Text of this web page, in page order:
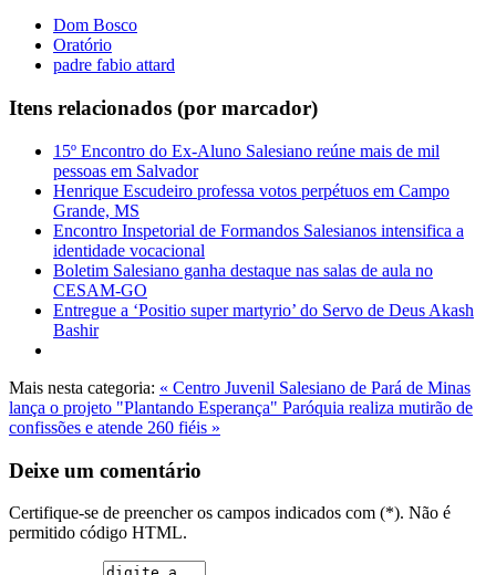
Dom Bosco
Oratório
padre fabio attard
Itens relacionados (por marcador)
15º Encontro do Ex-Aluno Salesiano reúne mais de mil
pessoas em Salvador
Henrique Escudeiro professa votos perpétuos em Campo
Grande, MS
Encontro Inspetorial de Formandos Salesianos intensifica a
identidade vocacional
Boletim Salesiano ganha destaque nas salas de aula no
CESAM-GO
Entregue a ‘Positio super martyrio’ do Servo de Deus Akash
Bashir
Mais nesta categoria: « Centro Juvenil Salesiano de Pará de Minas
lança o projeto "Plantando Esperança" Paróquia realiza mutirão de
confissões e atende 260 fiéis »
Deixe um comentário
Certifique-se de preencher os campos indicados com (*). Não é
permitido código HTML.